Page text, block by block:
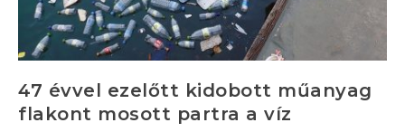
47 évvel ezelőtt kidobott műanyag
flakont mosott partra a víz